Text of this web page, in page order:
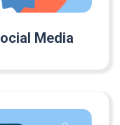
Media